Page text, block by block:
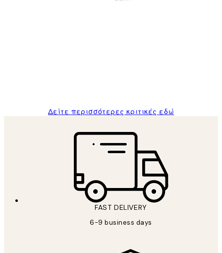
Δείτε περισσότερες κριτικές εδώ
FAST DELIVERY
6-9 business days